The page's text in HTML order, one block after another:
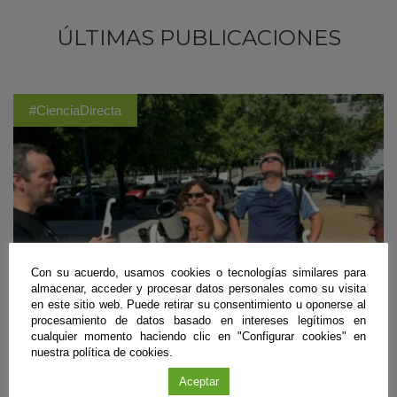
ÚLTIMAS PUBLICACIONES
#CienciaDirecta
Con su acuerdo, usamos cookies o tecnologías similares para
almacenar, acceder y procesar datos personales como su visita
en este sitio web. Puede retirar su consentimiento u oponerse al
procesamiento de datos basado en intereses legítimos en
cualquier momento haciendo clic en "Configurar cookies" en
nuestra política de cookies.
Aceptar